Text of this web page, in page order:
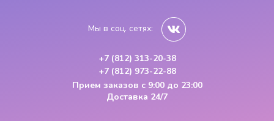
Мы в соц. сетях:
+7 (812) 313-20-38
+7 (812) 973-22-88
Прием заказов с 9:00 до 23:00
Доставка 24/7